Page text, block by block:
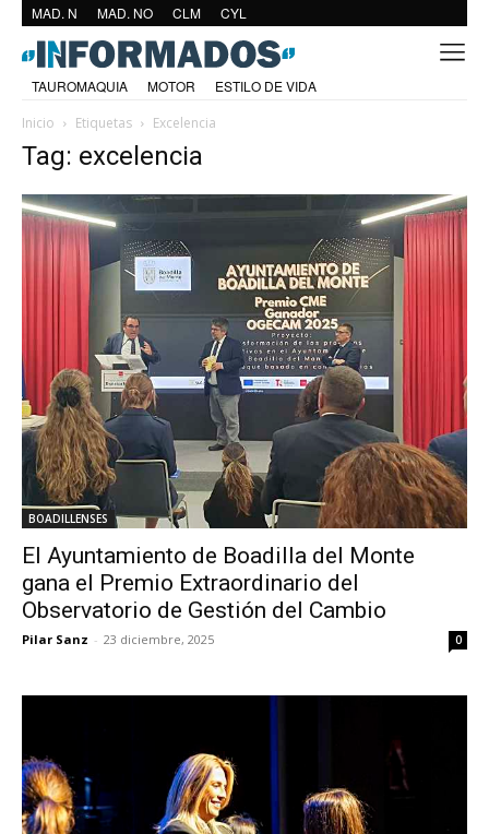
MAD. N MAD. NO CLM CYL
TAUROMAQUIA MOTOR
ESTILO DE VIDA
Inicio
Etiquetas Excelencia
Tag: excelencia
BOADILLENSES
El Ayuntamiento de Boadilla del Monte
gana el Premio Extraordinario del
Observatorio de Gestión del Cambio
Pilar Sanz - 23 diciembre, 2025 0